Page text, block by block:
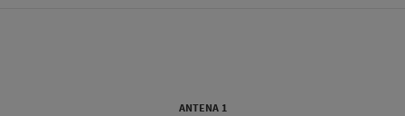
ANTENA 1